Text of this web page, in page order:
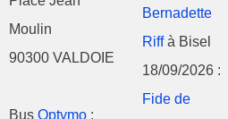
Moulin
90300 VALDOIE
Bus Optymo :
Bernadette
Riffà Bisel
18/09/2026 :
Fide de